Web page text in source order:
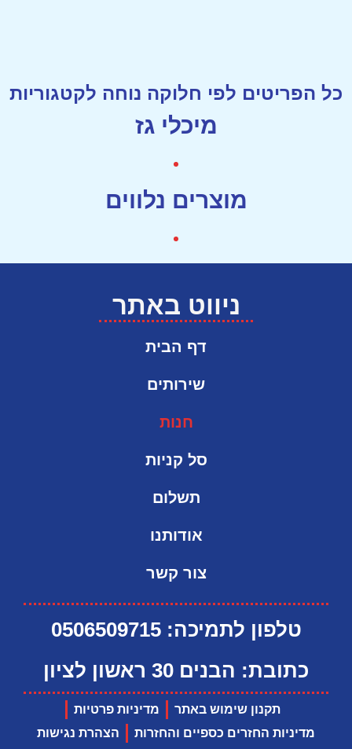
כל הפריטים לפי חלוקה נוחה לקטגוריות
מיכלי גז
מוצרים נלווים
ניווט באתר
דף הבית
שירותים
חנות
סל קניות
תשלום
אודותנו
צור קשר
טלפון לתמיכה: 0506509715
כתובת: הבנים 30 ראשון לציון
תקנון שימוש באתר
מדיניות פרטיות
מדיניות החזרים כספיים והחזרות
הצהרת נגישות